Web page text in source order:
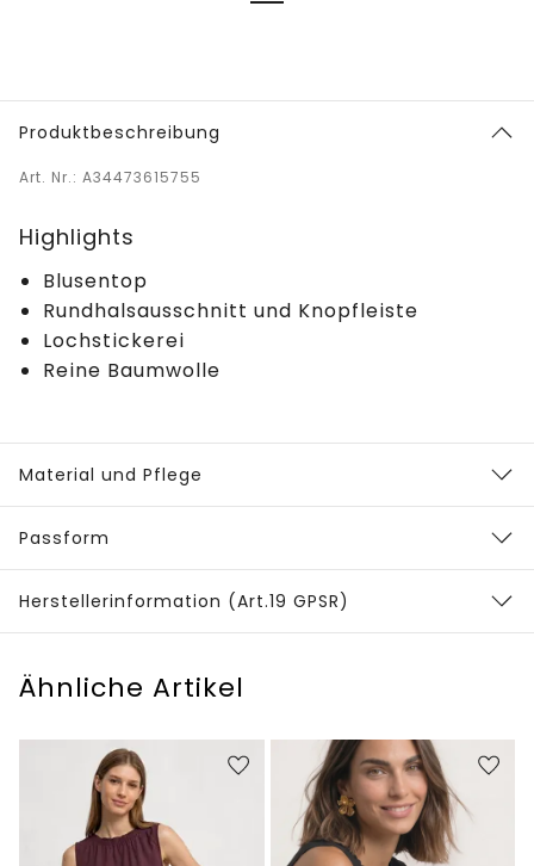
Produktbeschreibung
Art. Nr.: A34473615755
Highlights
Blusentop
Rundhalsausschnitt und Knopfleiste
Lochstickerei
Reine Baumwolle
Material und Pflege
Passform
Herstellerinformation (Art.19 GPSR)
Ähnliche Artikel